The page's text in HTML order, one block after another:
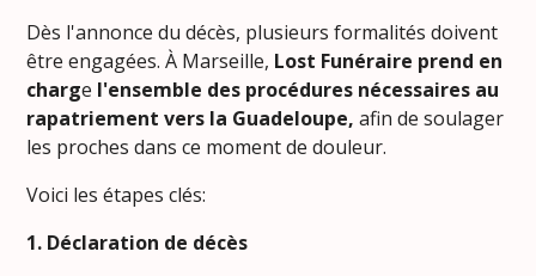
Dès l'annonce du décès, plusieurs formalités doivent
être engagées. À Marseille, Lost Funéraire prend en
charge l'ensemble des procédures nécessaires au
rapatriement vers la Guadeloupe, afin de soulager
les proches dans ce moment de douleur.
Voici les étapes clés:
1. Déclaration de décès